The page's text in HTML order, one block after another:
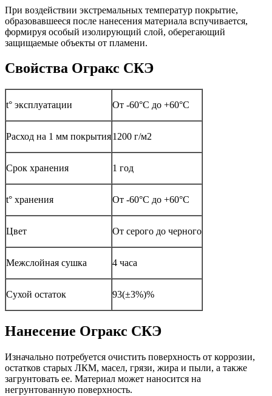
При воздействии экстремальных температур покрытие,
образовавшееся после нанесения материала вспучивается,
формируя особый изолирующий слой, оберегающий
защищаемые объекты от пламени.
Свойства Огракс СКЭ
t° эксплуатации От -60°С до +60°С
Расход на 1 мм покрытия1200 г/м2
Срок хранения 1 год
t° хранения От -60°С до +60°С
Цвет От серого до черного
Межслойная сушка 4 часа
Сухой остаток 93(±3%)%
Нанесение Огракс СКЭ
Изначально потребуется очистить поверхность от коррозии,
остатков старых ЛКМ, масел, грязи, жира и пыли, а также
загрунтовать ее. Материал может наносится на
негрунтованную поверхность.